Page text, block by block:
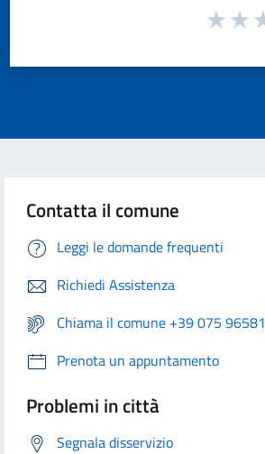
Contatta il comune
Leggi le domande frequenti
Richiedi Assistenza
Chiama il comune +39 075 96581
Prenota un appuntamento
Problemi in città
Segnala disservizio